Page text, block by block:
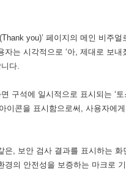
you)’ 페이지의 메인 비주얼
는 시각적으로 ‘아, 제대로 보내
다.
구석에 일시적으로 표시되는 ‘토
이콘을 표시함으로써, 사용자에
은, 보안 검사 결과를 표시하는
경의 안전성을 보증하는 마크로